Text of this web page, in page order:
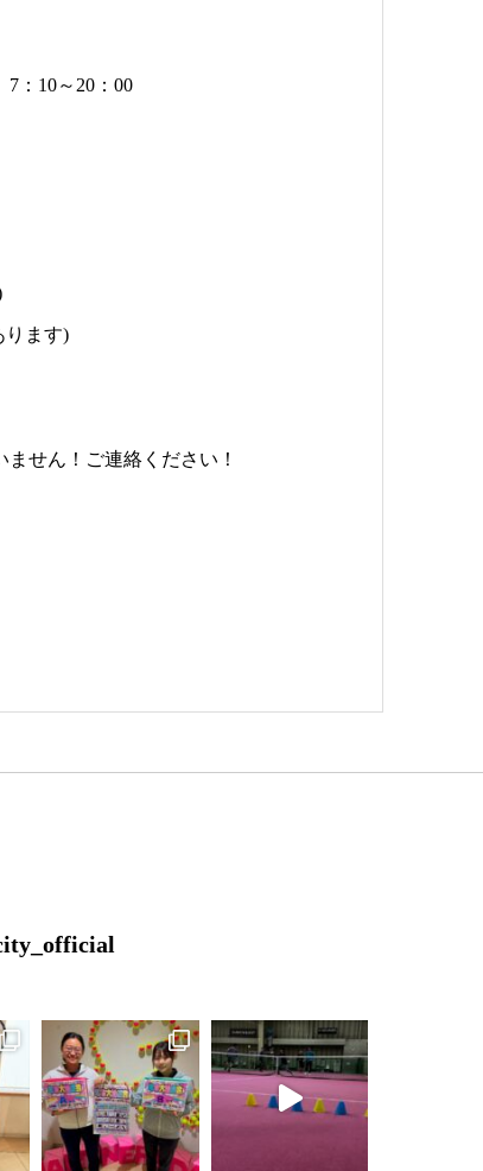
：10～20：00
ります)
せん！ご連絡ください！